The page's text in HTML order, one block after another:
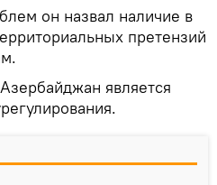
он назвал наличие в
претензий
является